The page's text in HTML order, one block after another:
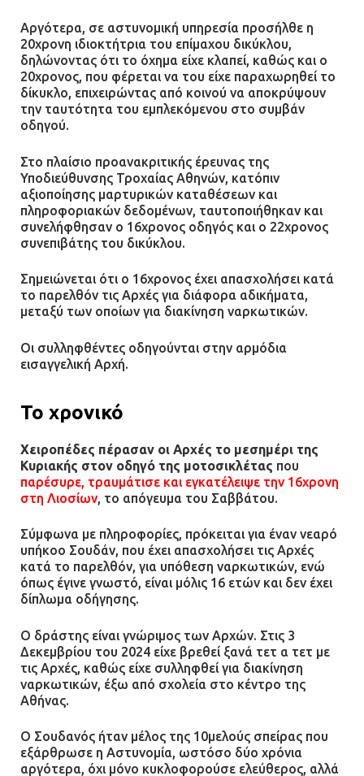
Αργότερα, σε αστυνομική υπηρεσία προσήλθε η
20χρονη ιδιοκτήτρια του επίμαχου δικύκλου,
δηλώνοντας ότι το όχημα είχε κλαπεί, καθώς και ο
20χρονος, που φέρεται να του είχε παραχωρηθεί το
δίκυκλο, επιχειρώντας από κοινού να αποκρύψουν
την ταυτότητα του εμπλεκόμενου στο συμβάν
οδηγού.
Στο πλαίσιο προανακριτικής έρευνας της
Υποδιεύθυνσης Τροχαίας Αθηνών, κατόπιν
αξιοποίησης μαρτυρικών καταθέσεων και
πληροφοριακών δεδομένων, ταυτοποιήθηκαν και
συνελήφθησαν ο 16χρονος οδηγός και ο 22χρονος
συνεπιβάτης του δικύκλου.
Σημειώνεται ότι ο 16χρονος έχει απασχολήσει κατά
το παρελθόν τις Αρχές για διάφορα αδικήματα,
μεταξύ των οποίων για διακίνηση ναρκωτικών.
Οι συλληφθέντες οδηγούνται στην αρμόδια
εισαγγελική Αρχή.
Το χρονικό
Χειροπέδες πέρασαν οι Αρχές το μεσημέρι της
Κυριακής στον οδηγό της μοτοσικλέτας που
παρέσυρε, τραυμάτισε και εγκατέλειψε την 16χρονη
στη Λιοσίων, το απόγευμα του Σαββάτου.
Σύμφωνα με πληροφορίες, πρόκειται για έναν νεαρό
υπήκοο Σουδάν, που έχει απασχολήσει τις Αρχές
κατά το παρελθόν, για υπόθεση ναρκωτικών, ενώ
όπως έγινε γνωστό, είναι μόλις 16 ετών και δεν έχει
δίπλωμα οδήγησης.
Ο δράστης είναι γνώριμος των Αρχών. Στις 3
Δεκεμβρίου του 2024 είχε βρεθεί ξανά τετ α τετ με
τις Αρχές, καθώς είχε συλληφθεί για διακίνηση
ναρκωτικών, έξω από σχολεία στο κέντρο της
Αθήνας.
Ο Σουδανός ήταν μέλος της 10μελούς σπείρας που
εξάρθρωσε η Αστυνομία, ωστόσο δύο χρόνια
αργότερα, όχι μόνο κυκλοφορούσε ελεύθερος, αλλά